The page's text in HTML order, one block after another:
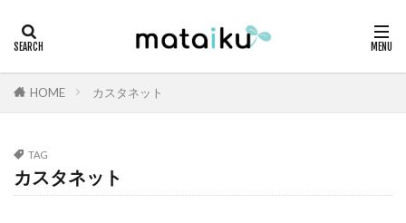
HOME カスタネット
TAG
カスタネット